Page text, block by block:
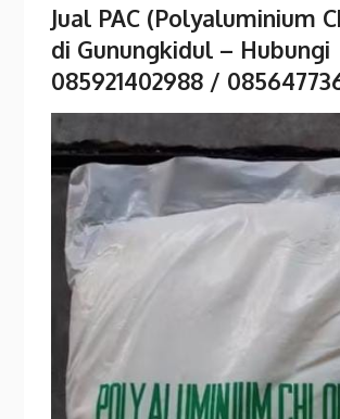
Jual PAC (Polyaluminium
di Gunungkidul – Hubungi
085921402988 /